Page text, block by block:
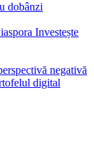
dobânzi
Investește
negativă
digital